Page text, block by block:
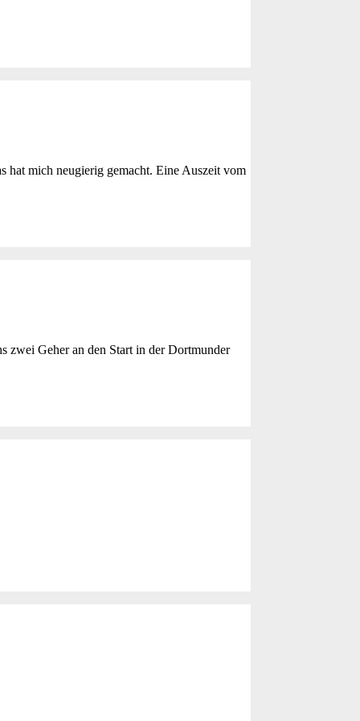
hat mich neugierig gemacht. Eine Auszeit vom
zwei Geher an den Start in der Dortmunder